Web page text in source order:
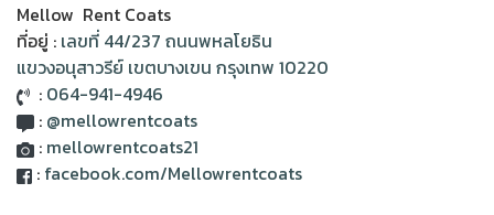
Mellow Rent Coats
ที่อยู่ : เลขที่ 44/237 ถนนพหลโยธิน
แขวงอนุสาวรีย์ เขตบางเขน กรุงเทพ 10220
: 064-941-4946
: @mellowrentcoats
: mellowrentcoats21
: facebook.com/Mellowrentcoats